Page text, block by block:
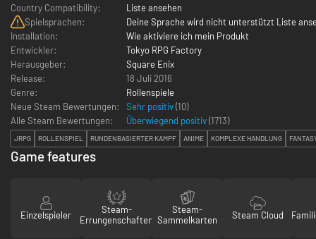
Country Compatibility:
Liste ansehen
Spielsprachen:
Deine Sprache wird nicht unterstützt Liste
Installation:
Wie aktiviere ich mein Produkt
Entwickler:
Tokyo RPG Factory
Herausgeber:
Square Enix
Release:
18 Juli 2016
Genre:
Rollenspiele
Neue Steam Bewertungen:
Sehr positiv(10)
Alle Steam Bewertungen:
Überwiegend positiv(1713)
JRPG ROLLENSPIEL RUNDENBASIERTER KAMPF ANIME KOMPLEXE HANDLUNG
Game features
Einzelspieler
Steam-
Errungenschaften
Steam-
Sammelkarten
Steam Cloud